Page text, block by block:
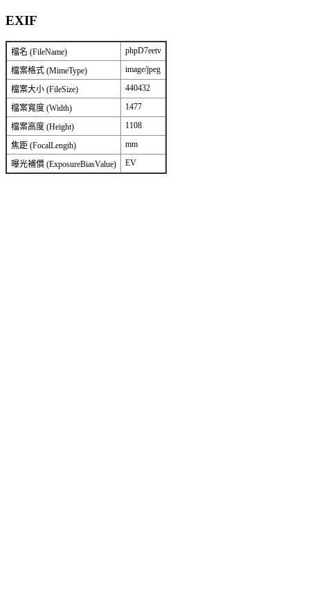
EXIF
檔名 (FileName) phpD7eetv
檔案格式 (MimeType) image/jpeg
檔案大小 (FileSize) 440432
檔案寬度 (Width) 1477
檔案高度 (Height) 1108
焦距 (FocalLength) mm
曝光補償 (ExposureBiasValue) EV